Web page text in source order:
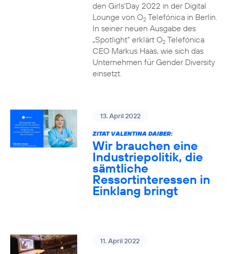
den Girls‘Day 2022 in der Digital
Lounge von O2Telefónica in Berlin.
In seiner neuen Ausgabe des
„Spotlight“ erklärt O2Telefónica
CEO Markus Haas, wie sich das
Unternehmen für Gender Diversity
einsetzt.
13. April 2022
ZITAT VALENTINA DAIBER:
Wir brauchen eine
Industriepolitik, die
sämtliche
Ressortinteressen in
Einklang bringt
11. April 2022